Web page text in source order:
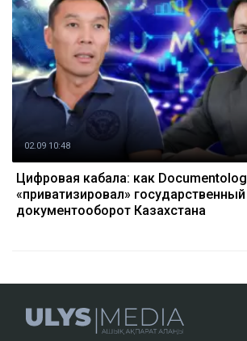
02.09 10:48
Цифровая кабала: как Documentolog
«приватизировал» государственный
документооборот Казахстана